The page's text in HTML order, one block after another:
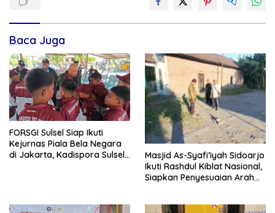
Baca Juga
FORSGI Sulsel Siap Ikuti
Kejurnas Piala Bela Negara
di Jakarta, Kadispora Sulsel
Masjid As-Syafi’iyah Sidoarjo
Ikuti Rashdul Kiblat Nasional,
Siapkan Penyesuaian Arah